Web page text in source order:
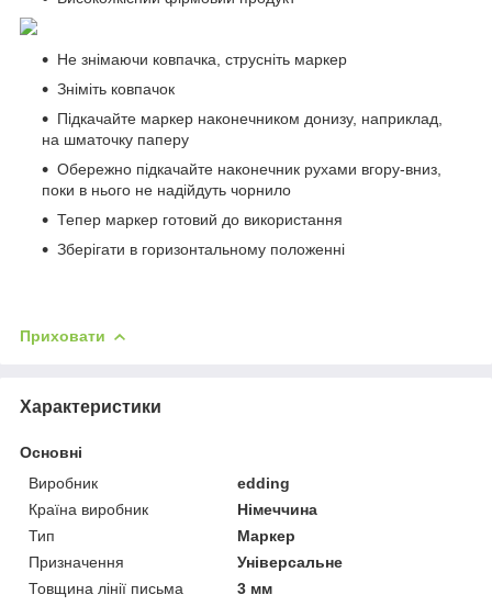
Не знімаючи ковпачка, струсніть маркер
Зніміть ковпачок
Підкачайте маркер наконечником донизу, наприклад,
на шматочку паперу
Обережно підкачайте наконечник рухами вгору-вниз,
поки в нього не надійдуть чорнило
Тепер маркер готовий до використання
Зберігати в горизонтальному положенні
Приховати
Характеристики
Основні
Виробник
edding
Країна виробник
Німеччина
Тип
Маркер
Призначення
Універсальне
Товщина лінії письма
3 мм